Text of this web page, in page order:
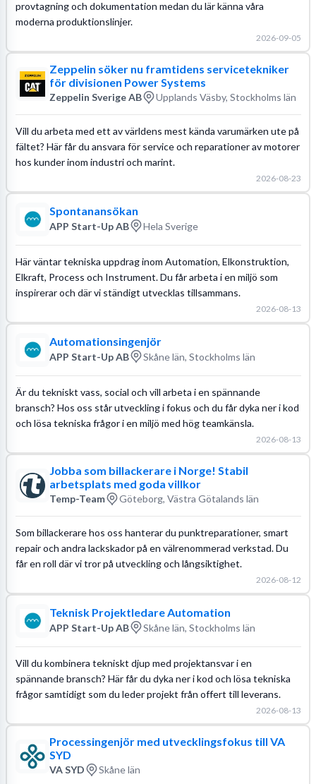
provtagning och dokumentation medan du lär känna våra
moderna produktionslinjer.
2026-09-05
Zeppelin söker nu framtidens servicetekniker
för divisionen Power Systems
Zeppelin Sverige AB Upplands Väsby, Stockholms län
Vill du arbeta med ett av världens mest kända varumärken ute på
fältet? Här får du ansvara för service och reparationer av motorer
hos kunder inom industri och marint.
2026-08-23
Spontanansökan
APP Start-Up AB Hela Sverige
Här väntar tekniska uppdrag inom Automation, Elkonstruktion,
Elkraft, Process och Instrument. Du får arbeta i en miljö som
inspirerar och där vi ständigt utvecklas tillsammans.
2026-08-13
Automationsingenjör
APP Start-Up AB Skåne län, Stockholms län
Är du tekniskt vass, social och vill arbeta i en spännande
bransch? Hos oss står utveckling i fokus och du får dyka ner i kod
och lösa tekniska frågor i en miljö med hög teamkänsla.
2026-08-13
Jobba som billackerare i Norge! Stabil
arbetsplats med goda villkor
Temp-Team Göteborg, Västra Götalands län
Som billackerare hos oss hanterar du punktreparationer, smart
repair och andra lackskador på en välrenommerad verkstad. Du
får en roll där vi tror på utveckling och långsiktighet.
2026-08-12
Teknisk Projektledare Automation
APP Start-Up AB Skåne län, Stockholms län
Vill du kombinera tekniskt djup med projektansvar i en
spännande bransch? Här får du dyka ner i kod och lösa tekniska
frågor samtidigt som du leder projekt från offert till leverans.
2026-08-13
Processingenjör med utvecklingsfokus till VA
SYD
VA SYD Skåne län